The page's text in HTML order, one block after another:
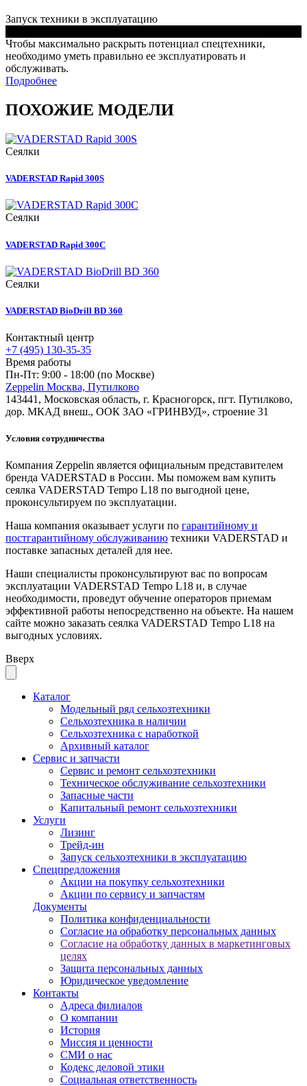
Запуск техники в эксплуатацию
Чтобы максимально раскрыть потенциал спецтехники,
необходимо уметь правильно ее эксплуатировать и
обслуживать.
Подробнее
ПОХОЖИЕ МОДЕЛИ
Сеялки
VADERSTAD Rapid 300S
Сеялки
VADERSTAD Rapid 300C
Сеялки
VADERSTAD BioDrill BD 360
Контактный центр
+7 (495) 130-35-35
Время работы
Пн-Пт: 9:00 - 18:00 (по Москве)
Zeppelin Москва, Путилково
143441, Московская область, г. Красногорск, пгт. Путилково,
дор. МКАД внеш., ООК ЗАО «ГРИНВУД», строение 31
Условия сотрудничества
Компания Zeppelin является официальным представителем
бренда VADERSTAD в России. Мы поможем вам купить
сеялка VADERSTAD Tempo L18 по выгодной цене,
проконсультируем по эксплуатации.
Наша компания оказывает услуги по гарантийному и
постгарантийному обслуживанию техники VADERSTAD и
поставке запасных деталей для нее.
Наши специалисты проконсультируют вас по вопросам
эксплуатации VADERSTAD Tempo L18 и, в случае
необходимости, проведут обучение операторов приемам
эффективной работы непосредственно на объекте. На нашем
сайте можно заказать сеялка VADERSTAD Tempo L18 на
выгодных условиях.
Вверх
Каталог
Модельный ряд сельхозтехники
Сельхозтехника в наличии
Сельхозтехника с наработкой
Архивный каталог
Сервис и запчасти
Сервис и ремонт сельхозтехники
Техническое обслуживание сельхозтехники
Запасные части
Капитальный ремонт сельхозтехники
Услуги
Лизинг
Трейд-ин
Запуск сельхозтехники в эксплуатацию
Спецпредложения
Акции на покупку сельхозтехники
Акции по сервису и запчастям
Документы
Политика конфиденциальности
Согласие на обработку персональных данных
Согласие на обработку данных в маркетинговых
целях
Защита персональных данных
Юридическое уведомление
Контакты
Адреса филиалов
О компании
История
Миссия и ценности
СМИ о нас
Кодекс деловой этики
Социальная ответственность